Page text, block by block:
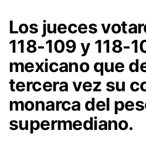
Los jueces
118-109 y 118-
mexicano que
tercera vez su
monarca del
supermediano.